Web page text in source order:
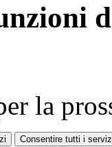
la
Consentire tutti i